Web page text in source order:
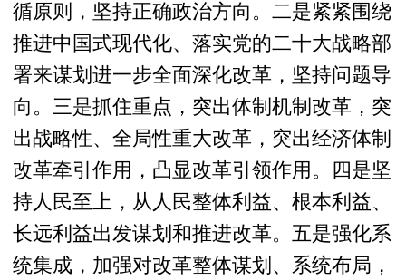
循原则，坚持正确政治方向。二是紧紧围绕
推进中国式现代化、落实党的二十大战略部
署来谋划进一步全面深化改革，坚持问题导
向。三是抓住重点，突出体制机制改革，突
出战略性、全局性重大改革，突出经济体制
改革牵引作用，凸显改革引领作用。四是坚
持人民至上，从人民整体利益、根本利益、
长远利益出发谋划和推进改革。五是强化系
统集成，加强对改革整体谋划、系统布局，